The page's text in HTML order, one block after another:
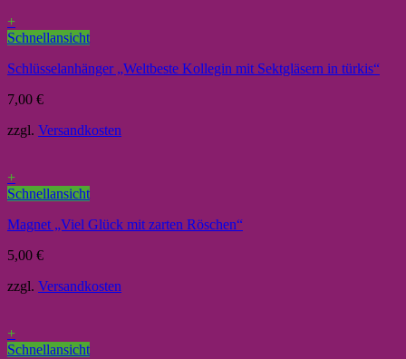
+
Schnellansicht
Schlüsselanhänger „Weltbeste Kollegin mit Sektgläsern in türkis“
7,00 €
zzgl. Versandkosten
+
Schnellansicht
Magnet „Viel Glück mit zarten Röschen“
5,00 €
zzgl. Versandkosten
+
Schnellansicht